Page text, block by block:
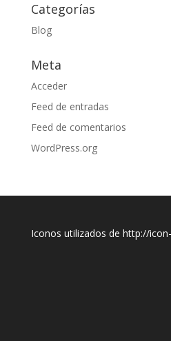
Categorías
Blog
Meta
Acceder
Feed de entradas
Feed de comentarios
WordPress.org
Iconos utilizados de http://